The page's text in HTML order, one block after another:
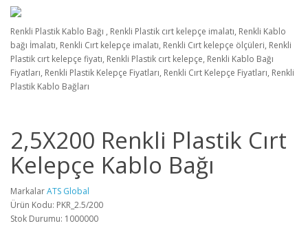
Renkli Plastik Kablo Bağı , Renkli Plastik cırt kelepçe imalatı, Renkli Kablo
bağı İmalatı, Renkli Cırt kelepçe imalatı, Renkli Cırt kelepçe ölçüleri, Renkli
Plastik cırt kelepçe fiyatı, Renkli Plastik cırt kelepçe, Renkli Kablo Bağı
Fiyatları, Renkli Plastik Kelepçe Fiyatları, Renkli Cırt Kelepçe Fiyatları, Renkli
Plastik Kablo Bağları
2,5X200 Renkli Plastik Cırt
Kelepçe Kablo Bağı
MarkalarATS Global
Ürün Kodu: PKR_2.5/200
Stok Durumu: 1000000